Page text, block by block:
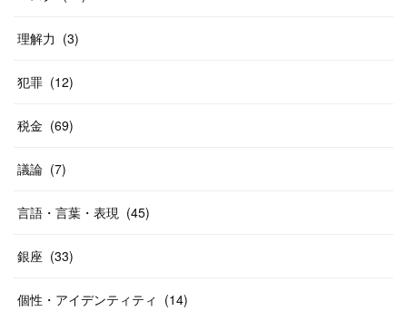
理解力 (3)
犯罪 (12)
税金 (69)
議論 (7)
言語・言葉・表現 (45)
銀座 (33)
個性・アイデンティティ (14)